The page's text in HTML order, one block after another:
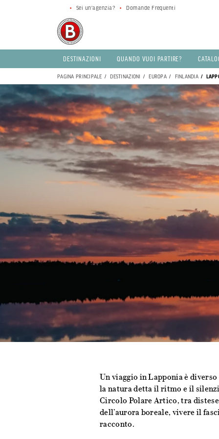
DESTINAZIONI QUANDO VUOI PARTIRE?
Sei un'agenzia? Domande Frequenti
PAGINA PRINCIPALE DESTINAZIONI EUROPA FINLANDIA
Un viaggio in Lapponia è
la natura detta il ritmo e il
Circolo Polare Artico, tra
dell’aurora boreale, vivere il
racconto.